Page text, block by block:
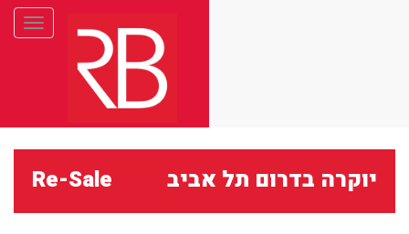
יוקרה בדרום תל אביב Re-Sale